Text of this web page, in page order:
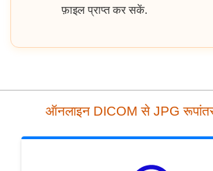
फ़ाइल प्राप्त कर सकें.
ऑनलाइन DICOM से JPG